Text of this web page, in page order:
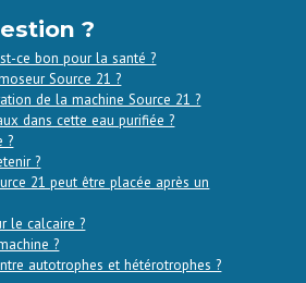
?
ce bon pour la santé ?
Source 21 ?
de la machine Source 21 ?
dans cette eau purifiée ?
?
?
21 peut être placée après un
le calcaire ?
?
autotrophes et hétérotrophes ?